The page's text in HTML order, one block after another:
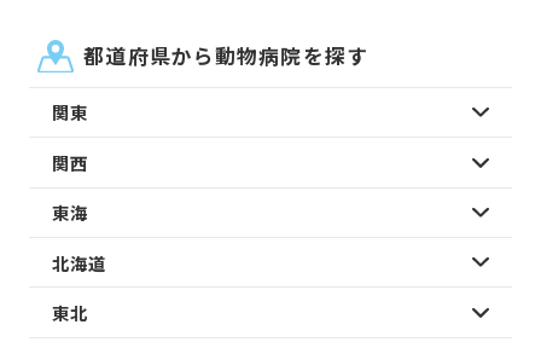
都道府県から動物病院を探す
関東
関西
東海
北海道
東北